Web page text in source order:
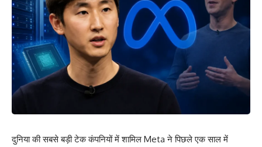
दुनिया की सबसे बड़ी टेक कंपनियों में शामिल Meta ने पिछले एक साल में